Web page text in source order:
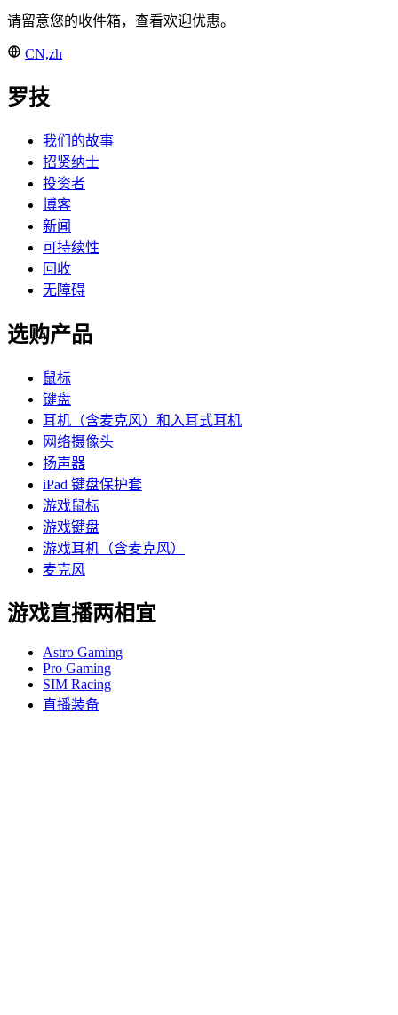
请留意您的收件箱，查看欢迎优惠。
CN,zh
罗技
我们的故事
招贤纳士
投资者
博客
新闻
可持续性
回收
无障碍
选购产品
鼠标
键盘
耳机（含麦克风）和入耳式耳机
网络摄像头
扬声器
iPad 键盘保护套
游戏鼠标
游戏键盘
游戏耳机（含麦克风）
麦克风
游戏直播两相宜
Astro Gaming
Pro Gaming
SIM Racing
直播装备